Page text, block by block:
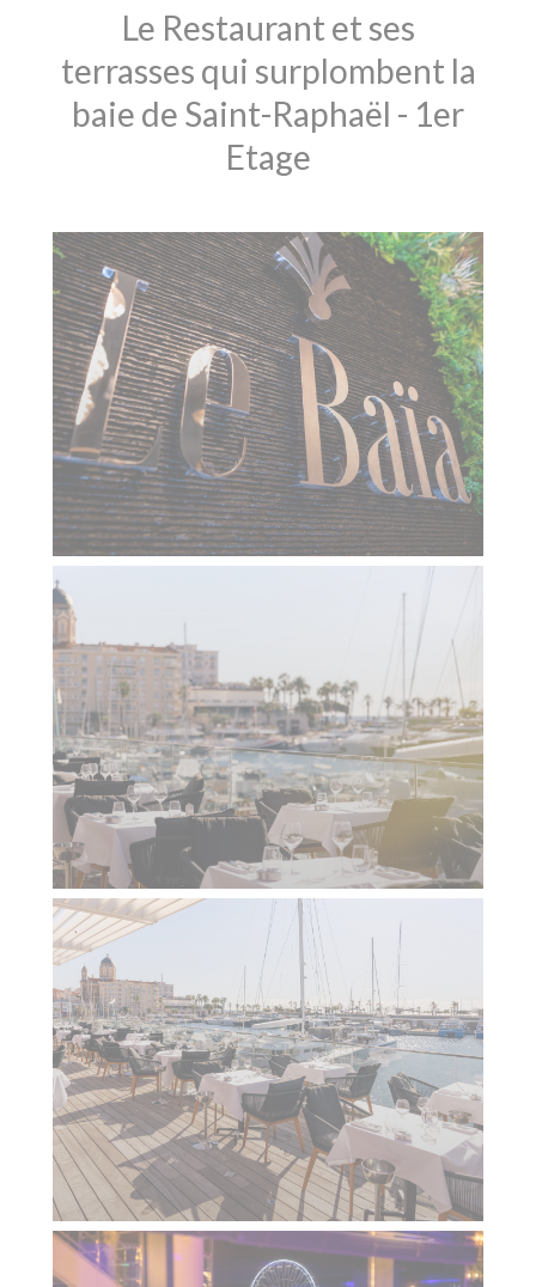
Le Restaurant et ses
terrasses qui surplombent la
baie de Saint-Raphaël - 1er
Etage